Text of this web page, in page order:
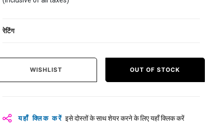
रेटिंग
WISHLIST OUT OF STOCK
यहाँ क्लिक करें इसे दोस्तों के साथ शेयर करने के लिए यहाँ क्लिक करें